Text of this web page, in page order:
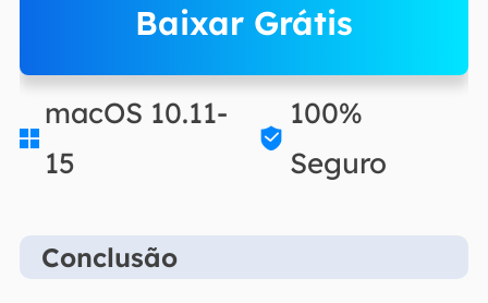
Baixar Grátis

macOS 10.11-
15

100%
Seguro
Conclusão